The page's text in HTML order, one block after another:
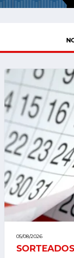
05/08/2026